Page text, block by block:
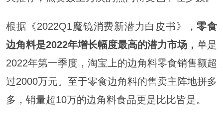
根据《2022Q1魔镜消费新潜力白皮书》，零食
边角料是2022年增长幅度最高的潜力市场，单是
2022年第一季度，淘宝上的边角料零食销售额超
过2000万元。至于零食边角料的售卖主阵地拼多
多，销量超10万的边角料食品更是比比皆是。